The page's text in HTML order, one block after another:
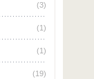
(3)
(1)
(1)
(19)